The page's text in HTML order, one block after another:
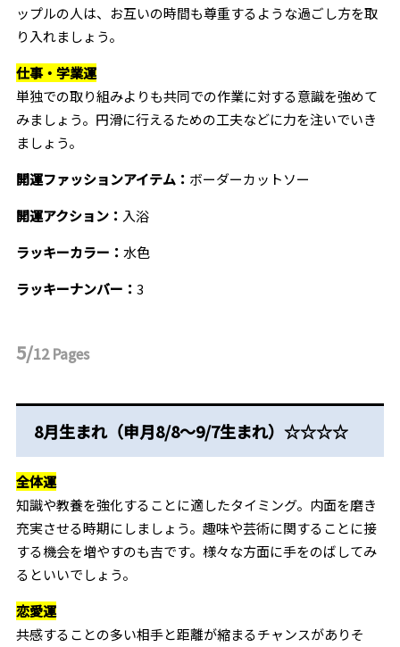
ップルの人は、お互いの時間も尊重するような過ごし方を取
り入れましょう。
仕事・学業運
単独での取り組みよりも共同での作業に対する意識を強めて
みましょう。円滑に行えるための工夫などに力を注いでいき
ましょう。
開運ファッションアイテム： ボーダーカットソー
開運アクション： 入浴
ラッキーカラー： 水色
ラッキーナンバー： 3
5/12Pages
8月生まれ（申月8/8～9/7生まれ）☆☆☆☆
全体運
知識や教養を強化することに適したタイミング。内面を磨き
充実させる時期にしましょう。趣味や芸術に関することに接
する機会を増やすのも吉です。様々な方面に手をのばしてみ
るといいでしょう。
恋愛運
共感することの多い相手と距離が縮まるチャンスがありそ